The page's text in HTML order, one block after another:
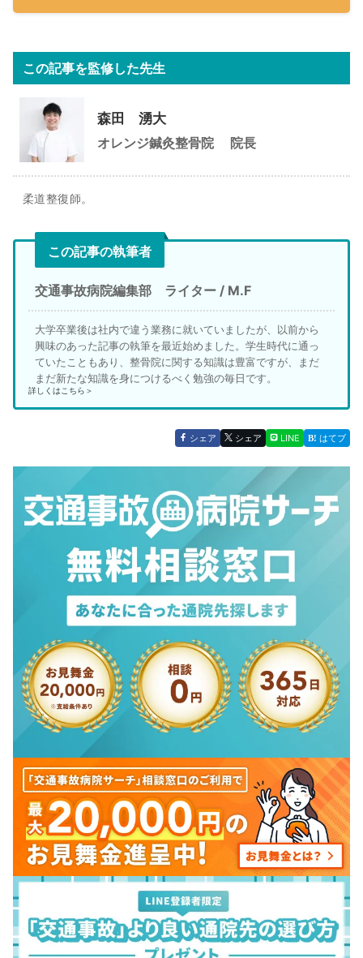
この記事を監修した先生
森田 湧大
オレンジ鍼灸整骨院
院長
柔道整復師。
この記事の執筆者
交通事故病院編集部 ライター / M.F
大学卒業後は社内で違う業務に就いていましたが、以前から
興味のあった記事の執筆を最近始めました。学生時代に通っ
ていたこともあり、整骨院に関する知識は豊富ですが、まだ
まだ新たな知識を身につけるべく勉強の毎日です。
詳しくはこちら＞
シェア シェア LINE はてブ